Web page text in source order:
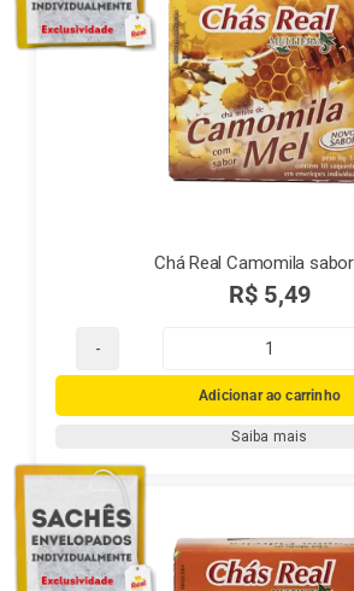
Chá Real Camomila
R$ 5,49
Chá
Real
Camomila
Adicionar ao carrinho
Saiba mais